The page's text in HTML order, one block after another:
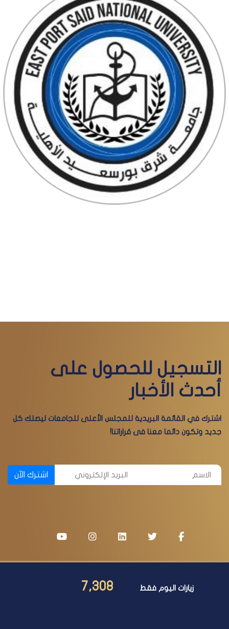
التسجيل للحصول على
أحدث الأخبار
اشترك في القائمة البريدية للمجلس الأعلى للجامعات ليصلك كل
جديد وتكون دائما معنا فى قراراتنا!
اشترك الآن
زيارات اليوم فقط 7,308